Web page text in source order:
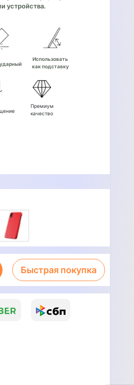
устройства.
Использовать
как подставку
Премиум
качество
Быстрая покупка